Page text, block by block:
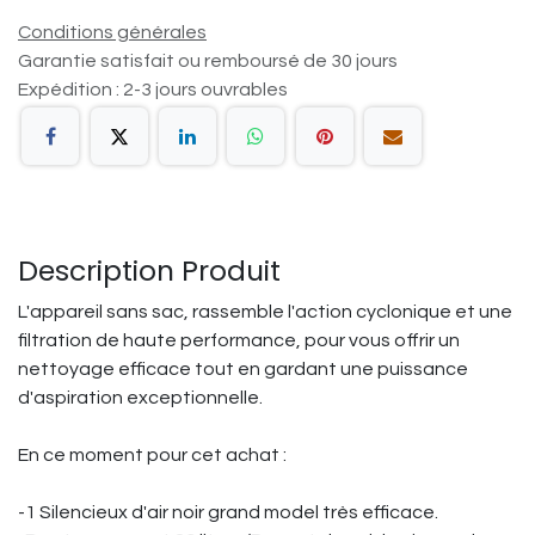
Conditions générales
Garantie satisfait ou remboursé de 30 jours
Expédition : 2-3 jours ouvrables
Description Produit
L'appareil sans sac, rassemble l'action cyclonique et une
filtration de haute performance, pour vous offrir un
nettoyage efficace tout en gardant une puissance
d'aspiration exceptionnelle.
En ce moment pour cet achat :
-1 Silencieux d'air noir grand model très efficace.